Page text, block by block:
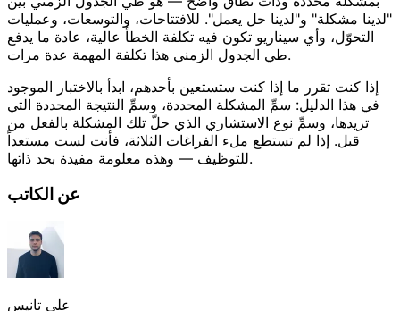
"لدينا مشكلة" و"لدينا حل يعمل". للافتتاحات، والتوسعات، وعمليات
التحوّل، وأي سيناريو تكون فيه تكلفة الخطأ عالية، عادة ما يدفع
طي الجدول الزمني هذا تكلفة المهمة عدة مرات.
إذا كنت تقرر ما إذا كنت ستستعين بأحدهم، ابدأ بالاختبار الموجود
في هذا الدليل: سمِّ المشكلة المحددة، وسمِّ النتيجة المحددة التي
تريدها، وسمِّ نوع الاستشاري الذي حلّ تلك المشكلة بالفعل من
قبل. إذا لم تستطع ملء الفراغات الثلاثة، فأنت لست مستعداً
للتوظيف — وهذه معلومة مفيدة بحد ذاتها.
عن الكاتب
علي تانيس